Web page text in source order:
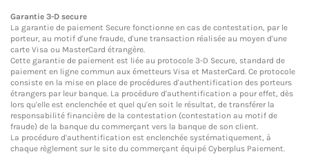
Garantie 3-D secure
La garantie de paiement Secure fonctionne en cas de contestation, par le
porteur, au motif d'une fraude, d'une transaction réalisée au moyen d'une
carte Visa ou MasterCard étrangère.
Cette garantie de paiement est liée au protocole 3-D Secure, standard de
paiement en ligne commun aux émetteurs Visa et MasterCard. Ce protocole
consiste en la mise en place de procédures d'authentification des porteurs
étrangers par leur banque. La procédure d'authentification a pour effet, dès
lors qu'elle est enclenchée et quel qu'en soit le résultat, de transférer la
responsabilité financière de la contestation (contestation au motif de
fraude) de la banque du commerçant vers la banque de son client.
La procédure d'authentification est enclenchée systématiquement, à
chaque règlement sur le site du commerçant équipé Cyberplus Paiement.